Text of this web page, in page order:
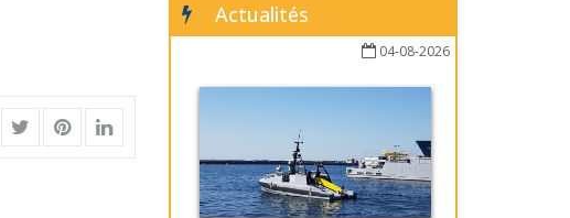
Actualités
04-08-2026